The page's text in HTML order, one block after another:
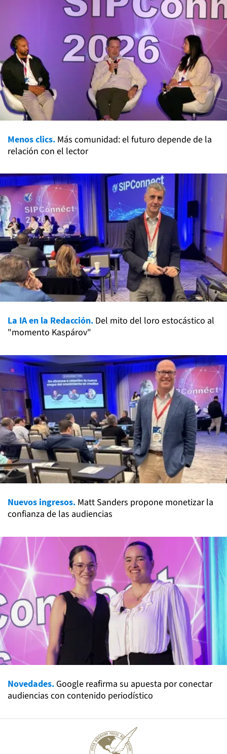
Menos clics. Más comunidad: el futuro depende de la
relación con el lector
La IA en la Redacción. Del mito del loro estocástico al
"momento Kaspárov"
Nuevos ingresos. Matt Sanders propone monetizar la
confianza de las audiencias
Novedades. Google reafirma su apuesta por conectar
audiencias con contenido periodístico